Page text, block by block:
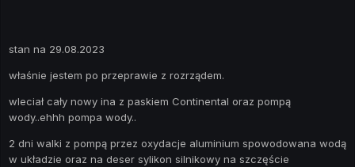
stan na 29.08.2023
właśnie jestem po przeprawie z rozrządem.
wleciał cały nowy ina z paskiem Continental oraz pompą
wody..ehhh pompa wody..
2 dni walki z pompą przez oxydacje aluminium spowodowana wodą
w układzie oraz na deser sylikon silnikowy na szczęście